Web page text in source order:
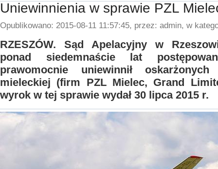
Uniewinnienia w sprawie PZL
Opublikowano: 2015-08-11 11:57:45, przez: admin, w
RZESZÓW. Sąd Apelacyjny w
ponad siedemnaście lat
prawomocnie uniewinnił
mieleckiej (firm PZL Mielec, Grand
wyrok w tej sprawie wydał 30 lipca 2015 r.